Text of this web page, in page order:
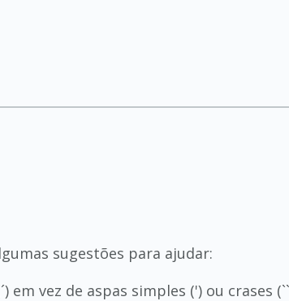
sugestões para ajudar:
em vez de aspas simples (') ou crases